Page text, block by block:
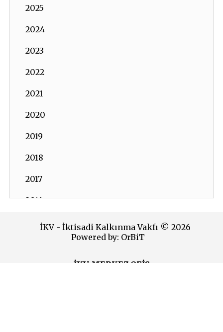
2025
2024
2023
2022
2021
2020
2019
2018
2017
2016
2015
İKV - İktisadi Kalkınma Vakfı © 2026
Powered by: OrBiT
İKV MERKEZ OFİS